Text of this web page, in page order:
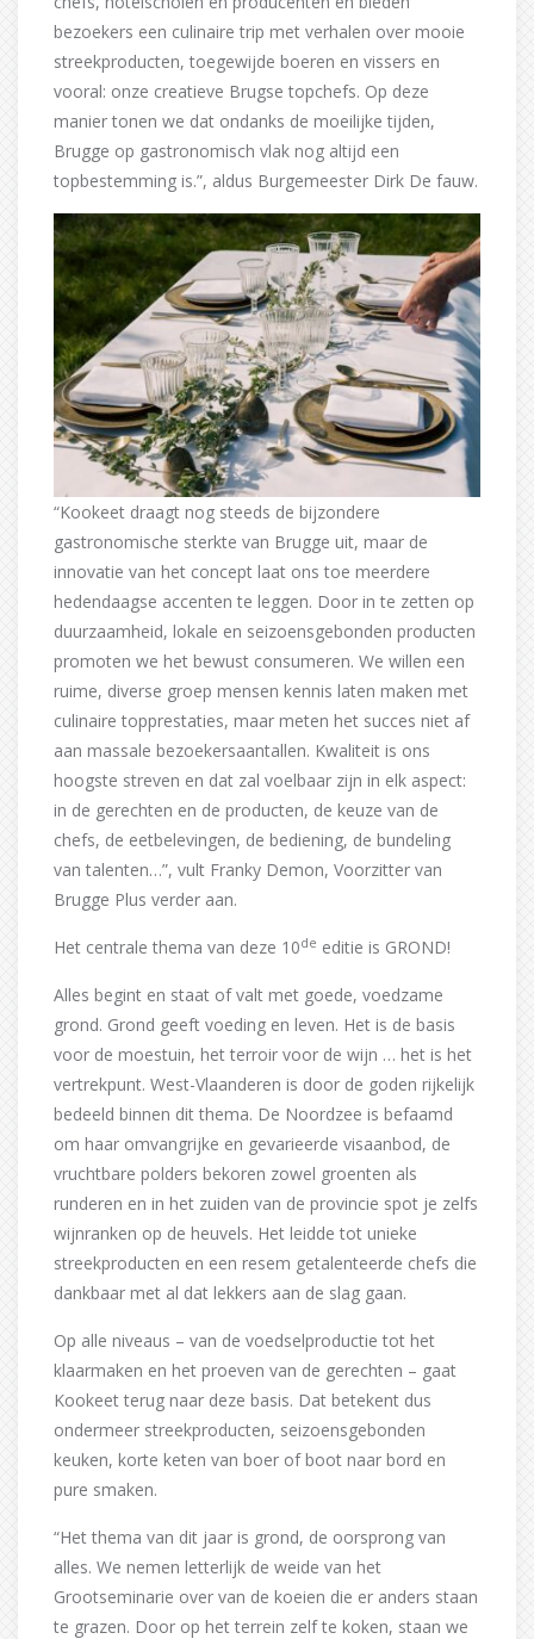
bezoekers een culinaire trip met verhalen over mooie
streekproducten, toegewijde boeren en vissers en
vooral: onze creatieve Brugse topchefs. Op deze
manier tonen we dat ondanks de moeilijke tijden,
Brugge op gastronomisch vlak nog altijd een
topbestemming is.”, aldus Burgemeester Dirk De fauw.
“Kookeet draagt nog steeds de bijzondere
gastronomische sterkte van Brugge uit, maar de
innovatie van het concept laat ons toe meerdere
hedendaagse accenten te leggen. Door in te zetten op
duurzaamheid, lokale en seizoensgebonden producten
promoten we het bewust consumeren. We willen een
ruime, diverse groep mensen kennis laten maken met
culinaire topprestaties, maar meten het succes niet af
aan massale bezoekersaantallen. Kwaliteit is ons
hoogste streven en dat zal voelbaar zijn in elk aspect:
in de gerechten en de producten, de keuze van de
chefs, de eetbelevingen, de bediening, de bundeling
van talenten…”, vult Franky Demon, Voorzitter van
Brugge Plus verder aan.
Het centrale thema van deze 10de editie is GROND!
Alles begint en staat of valt met goede, voedzame
grond. Grond geeft voeding en leven. Het is de basis
voor de moestuin, het terroir voor de wijn … het is het
vertrekpunt. West-Vlaanderen is door de goden rijkelijk
bedeeld binnen dit thema. De Noordzee is befaamd
om haar omvangrijke en gevarieerde visaanbod, de
vruchtbare polders bekoren zowel groenten als
runderen en in het zuiden van de provincie spot je zelfs
wijnranken op de heuvels. Het leidde tot unieke
streekproducten en een resem getalenteerde chefs die
dankbaar met al dat lekkers aan de slag gaan.
Op alle niveaus – van de voedselproductie tot het
klaarmaken en het proeven van de gerechten – gaat
Kookeet terug naar deze basis. Dat betekent dus
ondermeer streekproducten, seizoensgebonden
keuken, korte keten van boer of boot naar bord en
pure smaken.
“Het thema van dit jaar is grond, de oorsprong van
alles. We nemen letterlijk de weide van het
Grootseminarie over van de koeien die er anders staan
te grazen. Door op het terrein zelf te koken, staan we